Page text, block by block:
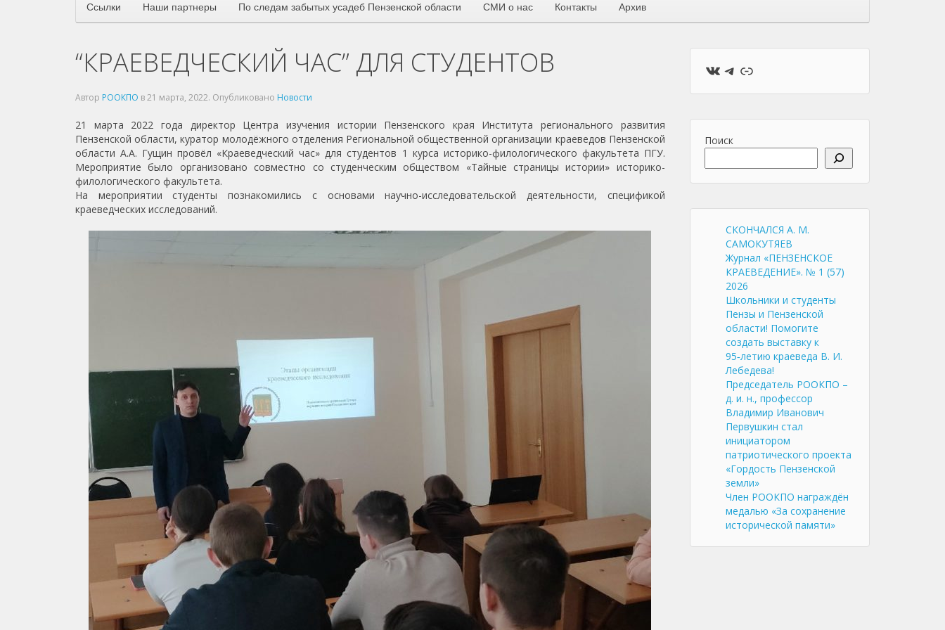
Ссылки Наши партнеры По следам забытых усадеб Пензенской области СМИ о нас Контакты Архив
“КРАЕВЕДЧЕСКИЙ ЧАС” ДЛЯ СТУДЕНТОВ
Автор РООКПО в21 марта, 2022. Опубликовано Новости
21 марта 2022 года директор Центра изучения истории Пензенского края Института регионального развития
Пензенской области, куратор молодёжного отделения Региональной общественной организации краеведов Пензенской
области А.А. Гущин провёл «Краеведческий час» для студентов 1 курса историко-филологического факультета ПГУ.
Мероприятие было организовано совместно со студенческим обществом «Тайные страницы истории» историко-
филологического факультета.
На мероприятии студенты познакомились с основами научно-исследовательской деятельности, спецификой
краеведческих исследований.
ВКонтакте
Telegram
Ссылка
Поиск
СКОНЧАЛСЯ А. М.
САМОКУТЯЕВ
Журнал «ПЕНЗЕНСКОЕ
КРАЕВЕДЕНИЕ». № 1 (57)
2026
Школьники и студенты
Пензы и Пензенской
области! Помогите
создать выставку к
95‑летию краеведа В. И.
Лебедева!
Председатель РООКПО –
д. и. н., профессор
Владимир Иванович
Первушкин стал
инициатором
патриотического проекта
«Гордость Пензенской
земли»
Член РООКПО награждён
медалью «За сохранение
исторической памяти»